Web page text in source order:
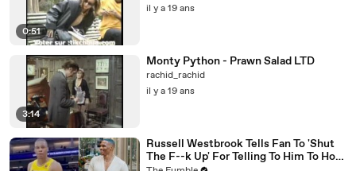
0:51
il y a 19 ans
3:14
Monty Python - Prawn Salad LTD
rachid_rachid
il y a 19 ans
Russell Westbrook Tells Fan To 'Shut
The F--k Up' For Telling To Him To How